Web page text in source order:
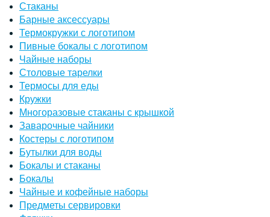
Стаканы
Барные аксессуары
Термокружки с логотипом
Пивные бокалы с логотипом
Чайные наборы
Столовые тарелки
Термосы для еды
Кружки
Многоразовые стаканы с крышкой
Заварочные чайники
Костеры с логотипом
Бутылки для воды
Бокалы и стаканы
Бокалы
Чайные и кофейные наборы
Предметы сервировки